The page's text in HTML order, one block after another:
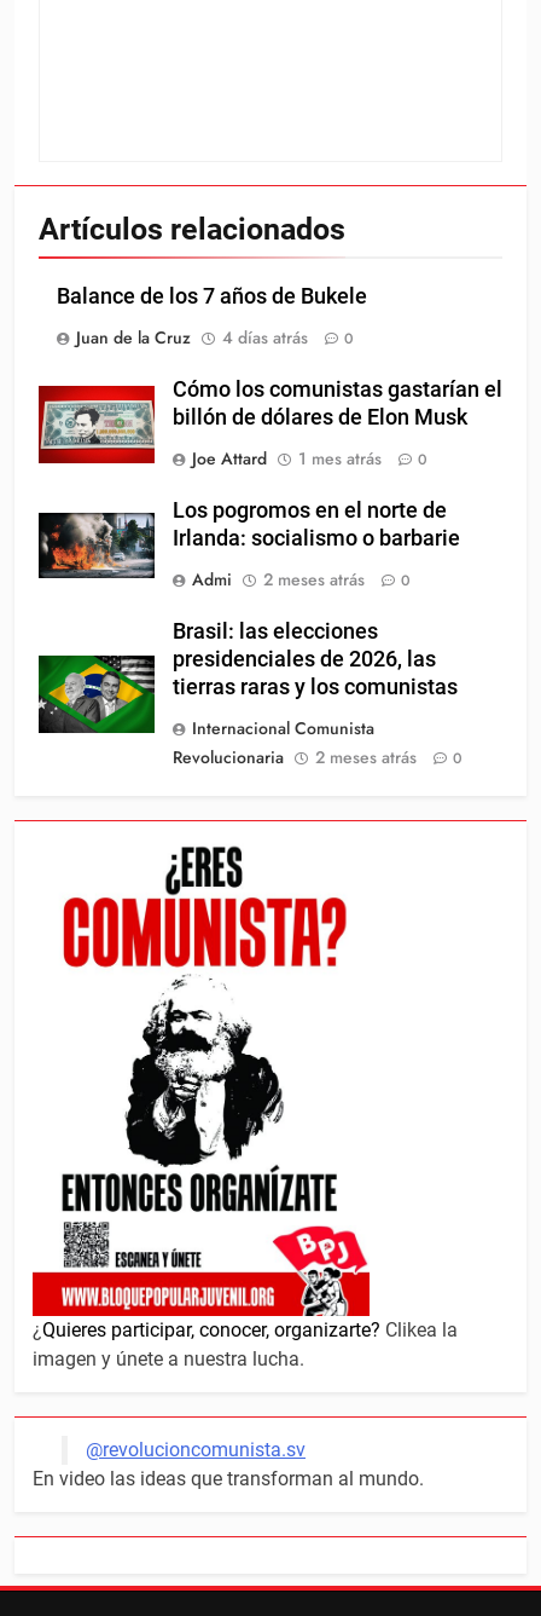
Artículos relacionados
Balance de los 7 años de Bukele
Juan de la Cruz
4 días atrás 0
Cómo los comunistas gastarían el
billón de dólares de Elon Musk
Joe Attard
1 mes atrás 0
Los pogromos en el norte de
Irlanda: socialismo o barbarie
Admi
2 meses atrás 0
Brasil: las elecciones
presidenciales de 2026, las
tierras raras y los comunistas
Internacional Comunista
Revolucionaria
2 meses atrás 0
¿Quieres participar, conocer, organizarte? Clikea la
imagen y únete a nuestra lucha.
@revolucioncomunista.sv
En video las ideas que transforman al mundo.